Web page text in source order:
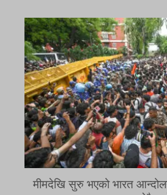
मीमदेखि सुरु भएको भारत